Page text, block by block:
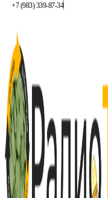
+7 (983) 339-87-34